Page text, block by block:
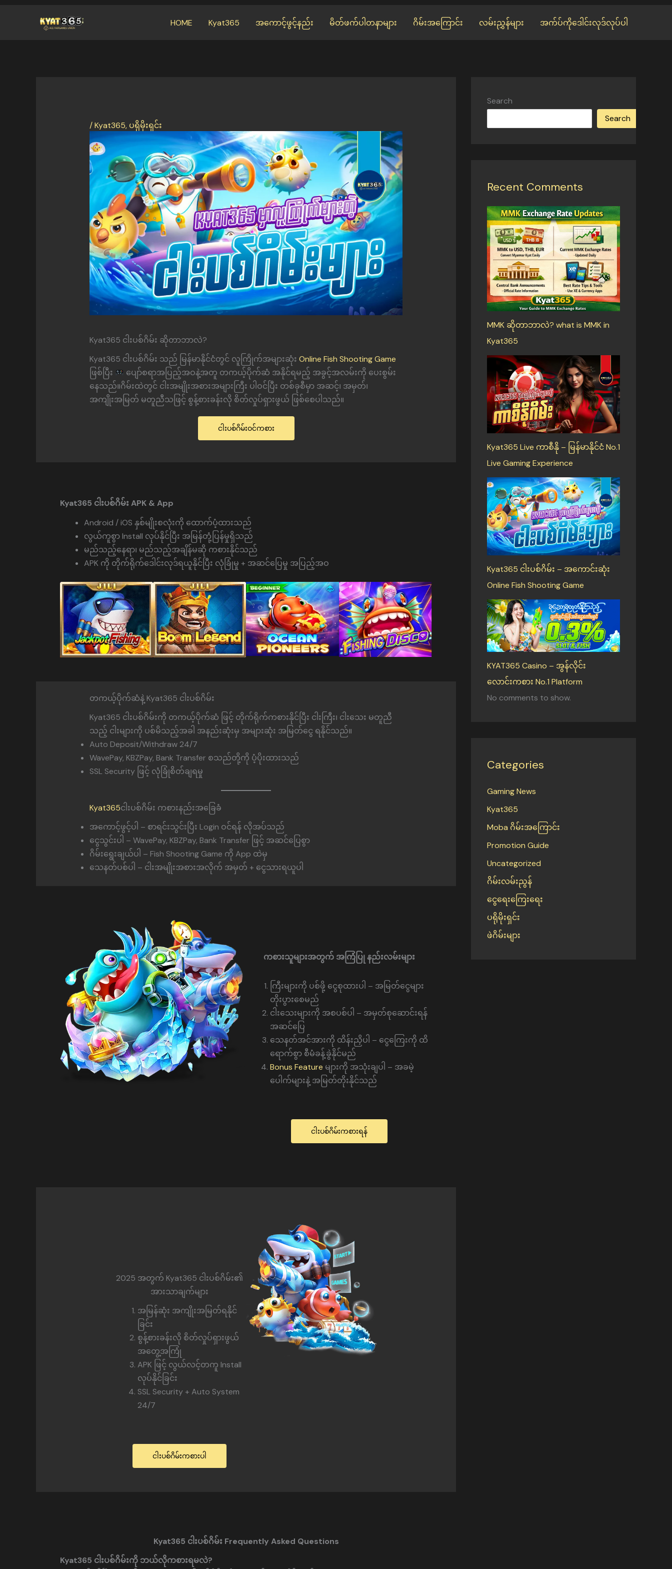
HOME Kyat365 အကောင့်ဖွင့်နည်း မိတ်ဖက်ပါတနာများ ဂိမ်းအကြောင်း လမ်းညွှန်များ အက်ပ်ကိုဒေါင်းလုဒ်လုပ်ပါ
/Kyat365, ပရိုမိုးရှင်း
Kyat365 ငါးပစ်ဂိမ်း ဆိုတာဘာလဲ?
Kyat365 ငါးပစ်ဂိမ်း သည် မြန်မာနိုင်ငံတွင် လူကြိုက်အများဆုံး Online Fish Shooting Game
ဖြစ်ပြီး
ပျော်စရာအပြည့်အဝနဲ့အတူ တကယ့်ပိုက်ဆံ အနိုင်ရမည့် အခွင့်အလမ်းကို ပေးစွမ်း
နေသည်။ဂိမ်းထဲတွင် ငါးအမျိုးအစားအများကြီး ပါဝင်ပြီး တစ်ခုစီမှာ အဆင့်၊ အမှတ်၊
အကျိုးအမြတ် မတူညီသဖြင့် စွန့်စားခန်းလို စိတ်လှုပ်ရှားဖွယ် ဖြစ်စေပါသည်။
ငါးပစ်ဂိမ်းဝင်ကစား
Kyat365 ငါးပစ်ဂိမ်း APK & App
Android / iOS နှစ်မျိုးစလုံးကို ထောက်ပံ့ထားသည်
လွယ်ကူစွာ Install လုပ်နိုင်ပြီး အမြန်တုံ့ပြန်မှုရှိသည်
မည်သည့်နေရာ၊ မည်သည့်အချိန်မဆို ကစားနိုင်သည်
APK ကို တိုက်ရိုက်ဒေါင်းလုဒ်ရယူနိုင်ပြီး လုံခြုံမှု + အဆင်ပြေမှု အပြည့်အဝ
တကယ့်ပိုက်ဆံနဲ့ Kyat365 ငါးပစ်ဂိမ်း
Kyat365 ငါးပစ်ဂိမ်းကို တကယ့်ပိုက်ဆံ ဖြင့် တိုက်ရိုက်ကစားနိုင်ပြီး ငါးကြီး၊ ငါးသေး မတူညီ
သည့် ငါးများကို ပစ်မိသည့်အခါ အနည်းဆုံးမှ အများဆုံး အမြတ်ငွေ ရနိုင်သည်။
Auto Deposit/Withdraw 24/7
WavePay, KBZPay, Bank Transfer စသည်တို့ကို ပံ့ပိုးထားသည်
SSL Security ဖြင့် လုံခြုံစိတ်ချရမှု
Kyat365ငါးပစ်ဂိမ်း ကစားနည်းအခြေခံ
အကောင့်ဖွင့်ပါ – စာရင်းသွင်းပြီး Login ဝင်ရန် လိုအပ်သည်
ငွေသွင်းပါ – WavePay, KBZPay, Bank Transfer ဖြင့် အဆင်ပြေစွာ
ဂိမ်းရွေးချယ်ပါ – Fish Shooting Game ကို App ထဲမှ
သေနတ်ပစ်ပါ – ငါးအမျိုးအစားအလိုက် အမှတ် + ငွေသားရယူပါ
ကစားသူများအတွက် အကြံပြု နည်းလမ်းများ
ကြီးများကို ပစ်ဖို့ ငွေစုထားပါ – အမြတ်ငွေများ
တိုးပွားစေမည်
ငါးသေးများကို အစပစ်ပါ – အမှတ်စုဆောင်းရန်
အဆင်ပြေ
သေနတ်အင်အားကို ထိန်းညှိပါ – ငွေကြေးကို ထိ
ရောက်စွာ စီမံခန့်ခွဲနိုင်မည်
Bonus Feature များကို အသုံးချပါ – အခမဲ့
ပေါက်များနဲ့ အမြတ်တိုးနိုင်သည်
ငါးပစ်ဂိမ်းကစားရန်
2025 အတွက် Kyat365 ငါးပစ်ဂိမ်း၏
အားသာချက်များ
အမြန်ဆုံး အကျိုးအမြတ်ရနိုင်
ခြင်း
စွန့်စားခန်းလို စိတ်လှုပ်ရှားဖွယ်
အတွေ့အကြုံ
APK ဖြင့် လွယ်လင့်တကူ Install
လုပ်နိုင်ခြင်း
SSL Security + Auto System
24/7
ငါးပစ်ဂိမ်းကစားပါ
Kyat365 ငါးပစ်ဂိမ်း Frequently Asked Questions
Kyat365 ငါးပစ်ဂိမ်းကို ဘယ်လိုကစားရမလဲ?
Search
Search
Recent Comments
MMK ဆိုတာဘာလဲ? what is MMK in
Kyat365
Kyat365 Live ကာစီနို – မြန်မာနိုင်ငံ No.1
Live Gaming Experience
Kyat365 ငါးပစ်ဂိမ်း – အကောင်းဆုံး
Online Fish Shooting Game
KYAT365 Casino – အွန်လိုင်း
လောင်းကစား No.1 Platform
No comments to show.
Categories
Gaming News
Kyat365
Moba ဂိမ်းအကြောင်း
Promotion Guide
Uncategorized
ဂိမ်းလမ်းညွန်
ငွေရေးကြေးရေး
ပရိုမိုးရှင်း
ဖဲဂိမ်းများ